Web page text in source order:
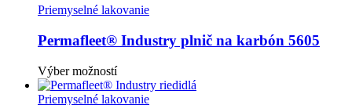
Priemyselné lakovanie
Permafleet® Industry plnič na karbón 5605
Výber možnostíTento
produkt
má
Priemyselné lakovanie